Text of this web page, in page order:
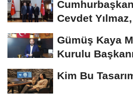
Cevdet
Gümüş Kaya
Kurulu
Kim Bu